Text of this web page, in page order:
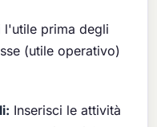
l'utile prima degli
(utile operativo)
Inserisci le attività